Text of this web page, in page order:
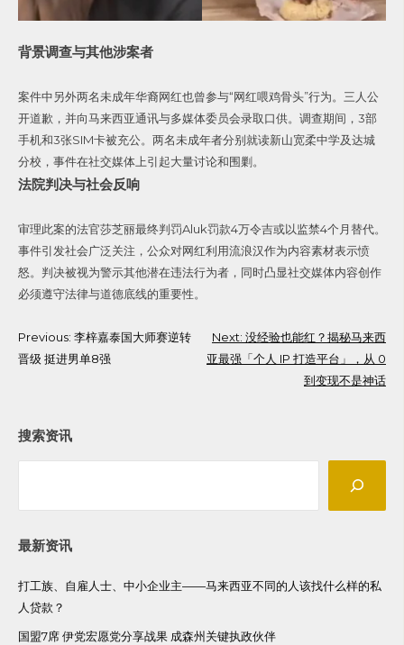
背景调查与其他涉案者
案件中另外两名未成年华裔网红也曾参与“网红喂鸡骨头”行为。三人公
开道歉，并向马来西亚通讯与多媒体委员会录取口供。调查期间，3部
手机和3张SIM卡被充公。两名未成年者分别就读新山宽柔中学及达城
分校，事件在社交媒体上引起大量讨论和围剿。
法院判决与社会反响
审理此案的法官莎芝丽最终判罚Aluk罚款4万令吉或以监禁4个月替代。
事件引发社会广泛关注，公众对网红利用流浪汉作为内容素材表示愤
怒。判决被视为警示其他潜在违法行为者，同时凸显社交媒体内容创作
必须遵守法律与道德底线的重要性。
Post
navigation
Previous: 李梓嘉泰国大师赛逆转
晋级 挺进男单8强
Next: 没经验也能红？揭秘马来西
亚最强「个人 IP 打造平台」，从 0
到变现不是神话
搜索资讯
最新资讯
打工族、自雇人士、中小企业主——马来西亚不同的人该找什么样的私
人贷款？
国盟7席 伊党宏愿党分享战果 成森州关键执政伙伴